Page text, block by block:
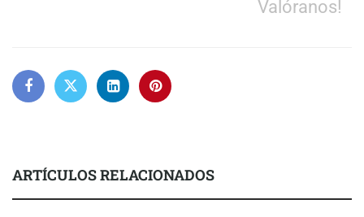
Valóranos!
ARTÍCULOS RELACIONADOS